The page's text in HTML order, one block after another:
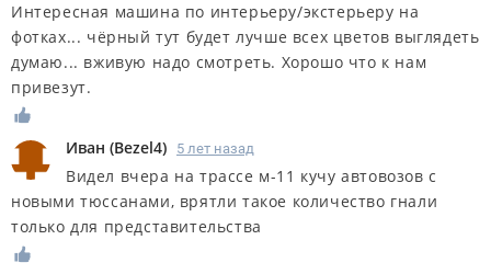
Интересная машина по интерьеру/экстерьеру на
фотках... чёрный тут будет лучше всех цветов выглядеть
думаю... вживую надо смотреть. Хорошо что к нам
привезут.
Иван (Bezel4) 5 лет назад
Видел вчера на трассе м-11 кучу автовозов с
новыми тюссанами, врятли такое количество гнали
только для представительства